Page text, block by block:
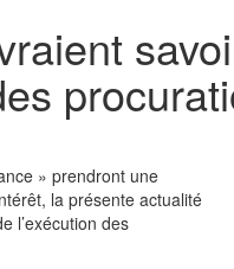
» prendront une
la présente actualité
l’exécution des